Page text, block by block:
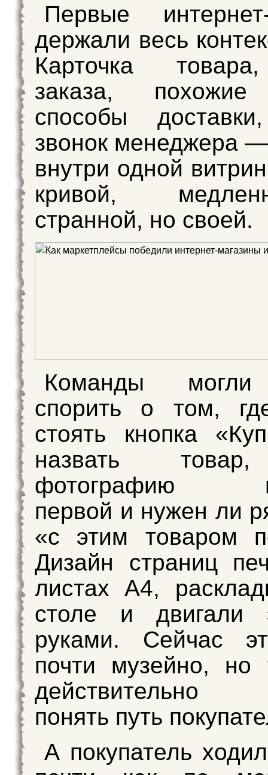
Первые
держали весь
Карточка
заказа,
способы
звонок менеджера
внутри одной
кривой,
странной, но своей.
Команды
спорить о том,
стоять кнопка
назвать
фотографию
первой и нужен ли
«с этим товаром
Дизайн страниц
листах А4,
столе и двигали
руками. Сейчас
почти музейно, но
действительно
понять путь
А покупатель